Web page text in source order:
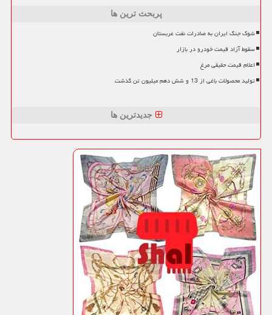
پربحث ترین ها
شوک جنگ ایران به صادرات نفت عربستان
سقوط آزاد قیمت خودرو در بازار
اعلام قیمت حقیقی مرغ
تولید محصولات باغی از 13 و شش دهم میلیون تن گذشت
جدیدترین ها